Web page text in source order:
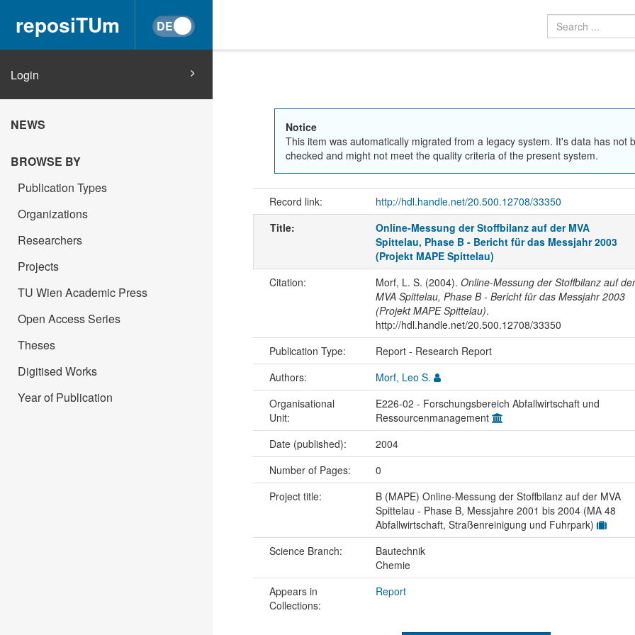
reposiTUm
Login
NEWS
BROWSE BY
Publication Types
Organizations
Researchers
Projects
TU Wien Academic Press
Open Access Series
Theses
Digitised Works
Year of Publication
Notice
This item was automatically migrated from a legacy system. It's data has not
checked and might not meet the quality criteria of the present system.
Record link: http://hdl.handle.net/20.500.12708/33350
Title:
Online-Messung der Stoffbilanz auf der MVA
Spittelau, Phase B - Bericht für das Messjahr 2003
(Projekt MAPE Spittelau)
Citation: Morf, L. S. (2004). Online-Messung der Stoffbilanz auf der
MVA Spittelau, Phase B - Bericht für das Messjahr 2003
(Projekt MAPE Spittelau).
http://hdl.handle.net/20.500.12708/33350
Publication Type: Report - Research Report
Authors:
Morf, Leo S.
Organisational
Unit:
E226-02 - Forschungsbereich Abfallwirtschaft und
Ressourcenmanagement
Date (published): 2004
Number of Pages:
0
Project title:
B (MAPE) Online-Messung der Stoffbilanz auf der MVA
Spittelau - Phase B, Messjahre 2001 bis 2004 (MA 48
Abfallwirtschaft, Straßenreinigung und Fuhrpark)
Science Branch:
Bautechnik
Chemie
Appears in
Collections:
Report